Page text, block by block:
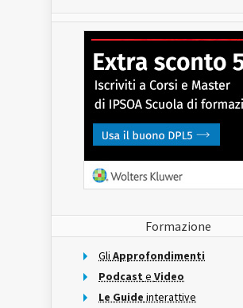
Formazione
Gli Approfondimenti
Podcast e Video
Le Guide interattive